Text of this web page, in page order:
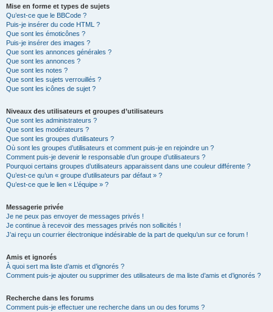
Mise en forme et types de sujets
Qu’est-ce que le BBCode ?
Puis-je insérer du code HTML ?
Que sont les émoticônes ?
Puis-je insérer des images ?
Que sont les annonces générales ?
Que sont les annonces ?
Que sont les notes ?
Que sont les sujets verrouillés ?
Que sont les icônes de sujet ?
Niveaux des utilisateurs et groupes d’utilisateurs
Que sont les administrateurs ?
Que sont les modérateurs ?
Que sont les groupes d’utilisateurs ?
Où sont les groupes d’utilisateurs et comment puis-je en rejoindre un ?
Comment puis-je devenir le responsable d’un groupe d’utilisateurs ?
Pourquoi certains groupes d’utilisateurs apparaissent dans une couleur différente ?
Qu’est-ce qu’un « groupe d’utilisateurs par défaut » ?
Qu’est-ce que le lien « L’équipe » ?
Messagerie privée
Je ne peux pas envoyer de messages privés !
Je continue à recevoir des messages privés non sollicités !
J’ai reçu un courrier électronique indésirable de la part de quelqu’un sur ce forum !
Amis et ignorés
À quoi sert ma liste d’amis et d’ignorés ?
Comment puis-je ajouter ou supprimer des utilisateurs de ma liste d’amis et d’ignorés ?
Recherche dans les forums
Comment puis-je effectuer une recherche dans un ou des forums ?